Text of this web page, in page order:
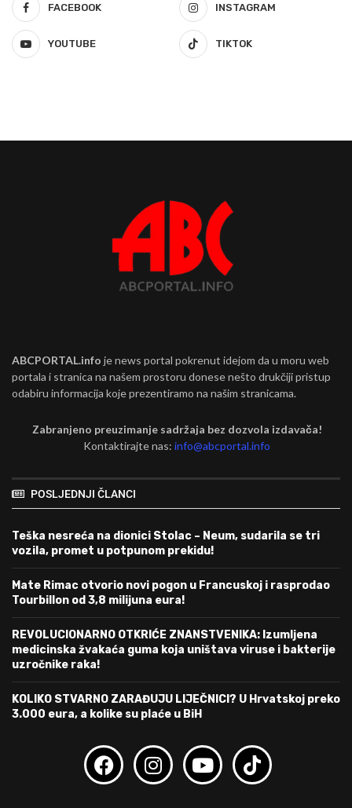
FACEBOOK INSTAGRAM
YOUTUBE TIKTOK
ABCPORTAL.info je news portal pokrenut idejom da u moru web
portala i stranica na našem prostoru donese nešto drukčiji pristup
odabiru informacija koje prezentiramo na našim stranicama.
Zabranjeno preuzimanje sadržaja bez dozvola izdavača!
Kontaktirajte nas:info@abcportal.info
POSLJEDNJI ČLANCI
Teška nesreća na dionici Stolac – Neum, sudarila se tri
vozila, promet u potpunom prekidu!
Mate Rimac otvorio novi pogon u Francuskoj i rasprodao
Tourbillon od 3,8 milijuna eura!
REVOLUCIONARNO OTKRIĆE ZNANSTVENIKA: Izumljena
medicinska žvakaća guma koja uništava viruse i bakterije
uzročnike raka!
KOLIKO STVARNO ZARAĐUJU LIJEČNICI? U Hrvatskoj preko
3.000 eura, a kolike su plaće u BiH